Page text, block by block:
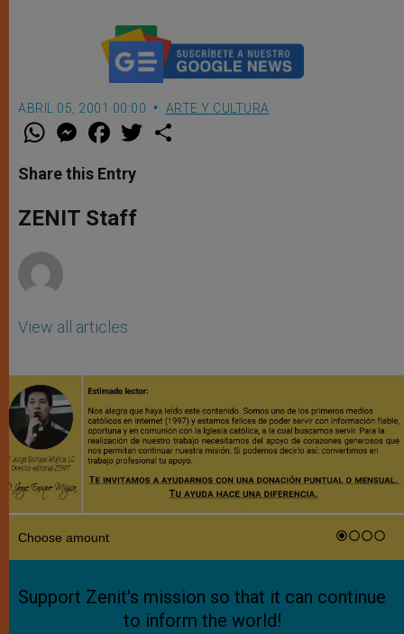
ABRIL 05, 2001 00:00 ARTE Y CULTURA
W
t
s
p
p
M
e
s
e
g
e
F
a
e
b
o
k
w
Share this Entry
ZENIT Staff
View all articles